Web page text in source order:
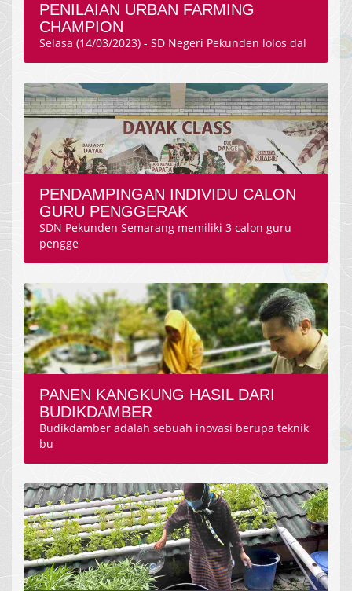
PENILAIAN URBAN FARMING
CHAMPION
Selasa (14/03/2023) - SD Negeri Pekunden lolos dal
PENDAMPINGAN INDIVIDU CALON
GURU PENGGERAK
SDN Pekunden Semarang memiliki 3 calon guru
pengge
PANEN KANGKUNG HASIL DARI
BUDIKDAMBER
Budikdamber adalah sebuah inovasi berupa teknik
bu